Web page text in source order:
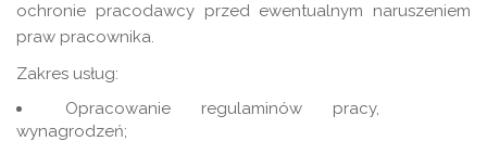
ochronie pracodawcy przed ewentualnym naruszeniem
praw pracownika.
Zakres usług:
Opracowanie regulaminów pracy,
wynagrodzeń;